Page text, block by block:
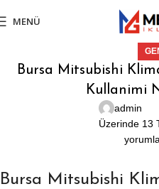
MENÜ
Bursa Mitsubishi
Kullanimi
admin
Üzerinde 13
Bursa Mitsubishi